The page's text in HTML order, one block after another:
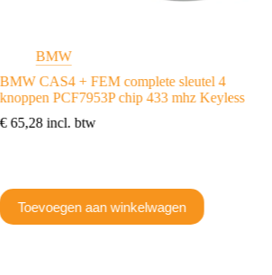
BMW
BMW CAS4 + FEM complete sleutel 4
knoppen PCF7953P chip 433 mhz Keyless
€65,28 incl. btw
Toevoegen aan winkelwagen